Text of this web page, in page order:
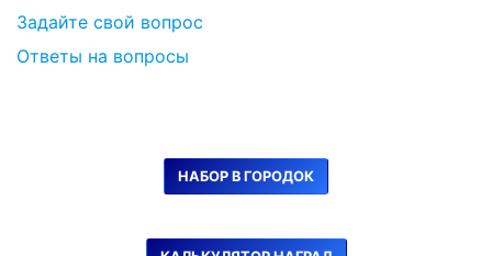
Задайте свой вопрос
Ответы на вопросы
НАБОР В ГОРОДОК